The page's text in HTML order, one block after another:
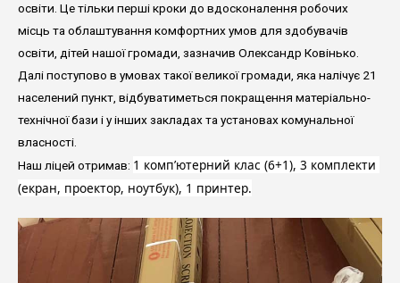
освіти. Це тільки перші кроки до вдосконалення робочих
місць та облаштування комфортних умов для здобувачів
освіти, дітей нашої громади, зазначив Олександр Ковінько.
Далі поступово в умовах такої великої громади, яка налічує 21
населений пункт, відбуватиметься покращення матеріально-
технічної бази і у інших закладах та установах комунальної
власності.
Наш ліцей отримав: 1 комп’ютерний клас (6+1), 3 комплекти
(екран, проектор, ноутбук), 1 принтер.